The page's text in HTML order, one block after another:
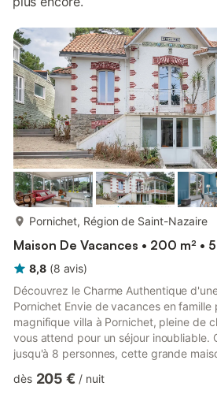
Pornichet, Région de Saint-Nazaire
Maison De Vacances • 200 m² •
8,8 (8 avis)
Découvrez le Charme Authentique
Pornichet Envie de vacances en famille
magnifique villa à Pornichet, pleine de
vous attend pour un séjour inoubliable.
jusqu'à 8 personnes, cette grande
votre arrivée, vous serez séduit par son
dès 205 € / nuit